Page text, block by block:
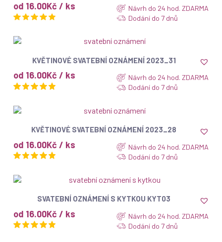
od 16.00Kč / ks
Návrh do 24 hod. ZDARMA
Dodání do 7 dnů
ZOBRAZIT
KVĚTINOVÉ SVATEBNÍ OZNÁMENÍ 2023_31
od 16.00Kč / ks
Návrh do 24 hod. ZDARMA
Dodání do 7 dnů
ZOBRAZIT
KVĚTINOVÉ SVATEBNÍ OZNÁMENÍ 2023_28
od 16.00Kč / ks
Návrh do 24 hod. ZDARMA
Dodání do 7 dnů
ZOBRAZIT
SVATEBNÍ OZNÁMENÍ S KYTKOU KYT03
od 16.00Kč / ks
Návrh do 24 hod. ZDARMA
Dodání do 7 dnů